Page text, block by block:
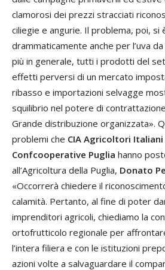
clamorosi dei prezzi stracciati
ciliegie e angurie. Il problema, poi, si
drammaticamente anche per l’uva
più in generale, tutti i prodotti del
effetti perversi di un mercato
ribasso e importazioni selvagge
squilibrio nel potere di
Grande distribuzione organizzata».
problemi che CIA Agricoltori Italiani
Confcooperative Puglia hanno
all’Agricoltura della Puglia, Donato
«Occorrerà chiedere il
calamità. Pertanto, al fine di poter
imprenditori agricoli, chiediamo la
ortofrutticolo regionale per
l’intera filiera e con le istituzioni
azioni volte a salvaguardare il